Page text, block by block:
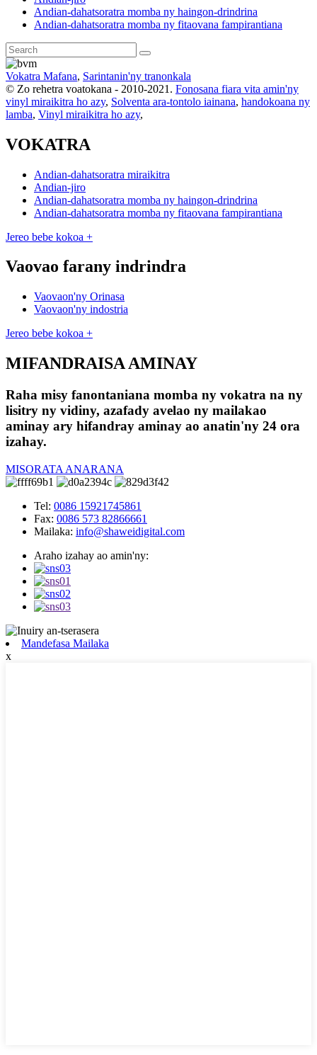
Andian-dahatsoratra momba ny haingon-drindrina
Andian-dahatsoratra momba ny fitaovana fampirantiana
Vokatra Mafana, Sarintanin'ny tranonkala
© Zo rehetra voatokana - 2010-2021. Fonosana fiara vita amin'ny
vinyl miraikitra ho azy, Solventa ara-tontolo iainana, handokoana ny
lamba, Vinyl miraikitra ho azy,
VOKATRA
Andian-dahatsoratra miraikitra
Andian-jiro
Andian-dahatsoratra momba ny haingon-drindrina
Andian-dahatsoratra momba ny fitaovana fampirantiana
Jereo bebe kokoa +
Vaovao farany indrindra
Vaovaon'ny Orinasa
Vaovaon'ny indostria
Jereo bebe kokoa +
MIFANDRAISA AMINAY
Raha misy fanontaniana momba ny vokatra na ny
lisitry ny vidiny, azafady avelao ny mailakao
aminay ary hifandray aminay ao anatin'ny 24 ora
izahay.
MISORATA ANARANA
Tel: 0086 15921745861
Fax: 0086 573 82866661
Mailaka: info@shaweidigital.com
Araho izahay ao amin'ny:
Mandefasa Mailaka
x